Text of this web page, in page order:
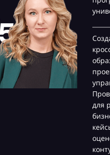
для